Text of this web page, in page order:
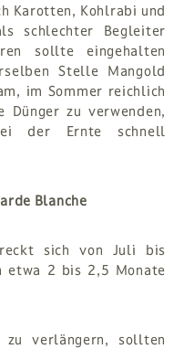
Karotten, Kohlrabi und
schlechter Begleiter
sollte eingehalten
Stelle Mangold
im Sommer reichlich
zu verwenden,
der Ernte schnell
Blanche
sich von Juli bis
etwa 2 bis 2,5 Monate
verlängern, sollten